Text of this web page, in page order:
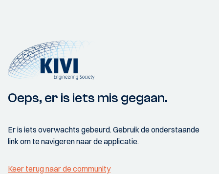
Oeps, er is iets mis gegaan.
Er is iets overwachts gebeurd. Gebruik de onderstaande
link om te navigeren naar de applicatie.
Keer terug naar de community